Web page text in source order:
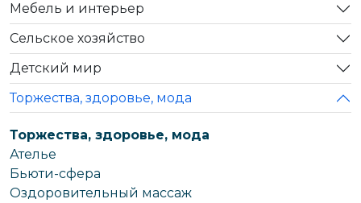
Мебель и интерьер
Сельское хозяйство
Детский мир
Торжества, здоровье, мода
Торжества, здоровье, мода
Ателье
Бьюти-сфера
Оздоровительный массаж